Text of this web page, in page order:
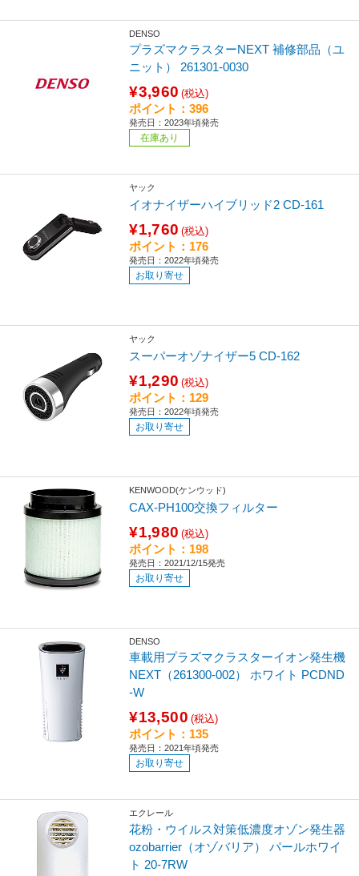
DENSO
プラズマクラスターNEXT 補修部品（ユ
ニット） 261301-0030
¥3,960 (税込)
ポイント：396
発売日：2023年頃発売
在庫あり
ヤック
イオナイザーハイブリッド2 CD-161
¥1,760 (税込)
ポイント：176
発売日：2022年頃発売
お取り寄せ
ヤック
スーパーオゾナイザー5 CD-162
¥1,290 (税込)
ポイント：129
発売日：2022年頃発売
お取り寄せ
KENWOOD(ケンウッド)
CAX-PH100交換フィルター
¥1,980 (税込)
ポイント：198
発売日：2021/12/15発売
お取り寄せ
DENSO
車載用プラズマクラスターイオン発生機
NEXT（261300-002） ホワイト PCDND
-W
¥13,500 (税込)
ポイント：135
発売日：2021年頃発売
お取り寄せ
エクレール
花粉・ウイルス対策低濃度オゾン発生器
ozobarrier（オゾバリア） パールホワイ
ト 20-7RW